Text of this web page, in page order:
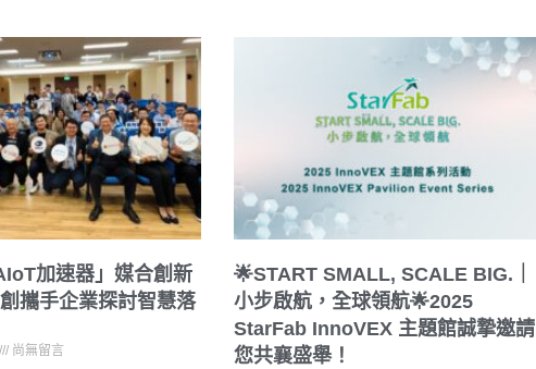
加速器」媒合創新
攜手企業探討智慧落
尚無留言
🌟START SMALL, SCALE BIG.｜
小步啟航，全球領航🌟2025
StarFab InnoVEX 主題館誠摯邀請
您共襄盛舉！